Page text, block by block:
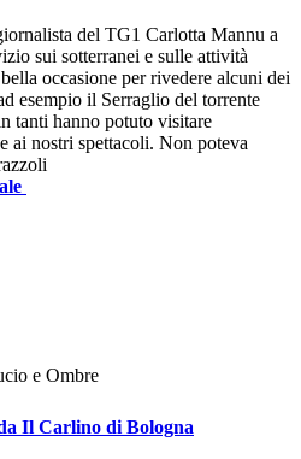
del TG1 Carlotta Mannu a
sui sotterranei e sulle attività
occasione per rivedere alcuni dei
esempio il Serraglio del torrente
tanti hanno potuto visitare
ai nostri spettacoli. Non poteva
Il Carlino di Bologna